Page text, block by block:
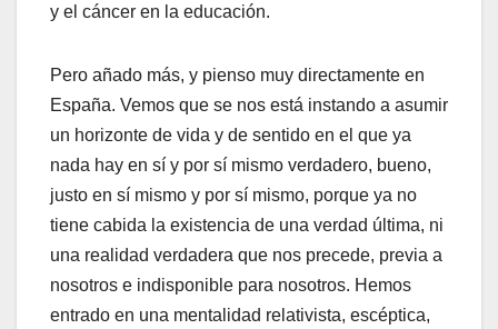
y el cáncer en la educación.
Pero añado más, y pienso muy directamente en
España. Vemos que se nos está instando a asumir
un horizonte de vida y de sentido en el que ya
nada hay en sí y por sí mismo verdadero, bueno,
justo en sí mismo y por sí mismo, porque ya no
tiene cabida la existencia de una verdad última, ni
una realidad verdadera que nos precede, previa a
nosotros e indisponible para nosotros. Hemos
entrado en una mentalidad relativista, escéptica,